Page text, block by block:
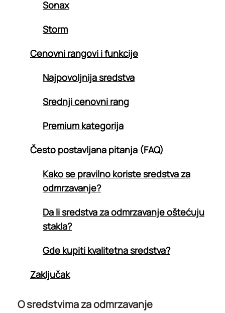
Sonax
Storm
Cenovni rangovi i funkcije
Najpovoljnija sredstva
Srednji cenovni rang
Premium kategorija
Često postavljana pitanja (FAQ)
Kako se pravilno koriste sredstva za
odmrzavanje?
Da li sredstva za odmrzavanje oštećuju
stakla?
Gde kupiti kvalitetna sredstva?
Zaključak
O sredstvima za odmrzavanje